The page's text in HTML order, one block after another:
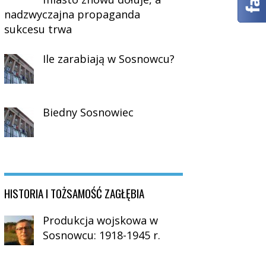
nadzwyczajna propaganda
sukcesu trwa
Ile zarabiają w Sosnowcu?
Biedny Sosnowiec
HISTORIA I TOŻSAMOŚĆ ZAGŁĘBIA
Produkcja wojskowa w
Sosnowcu: 1918-1945 r.